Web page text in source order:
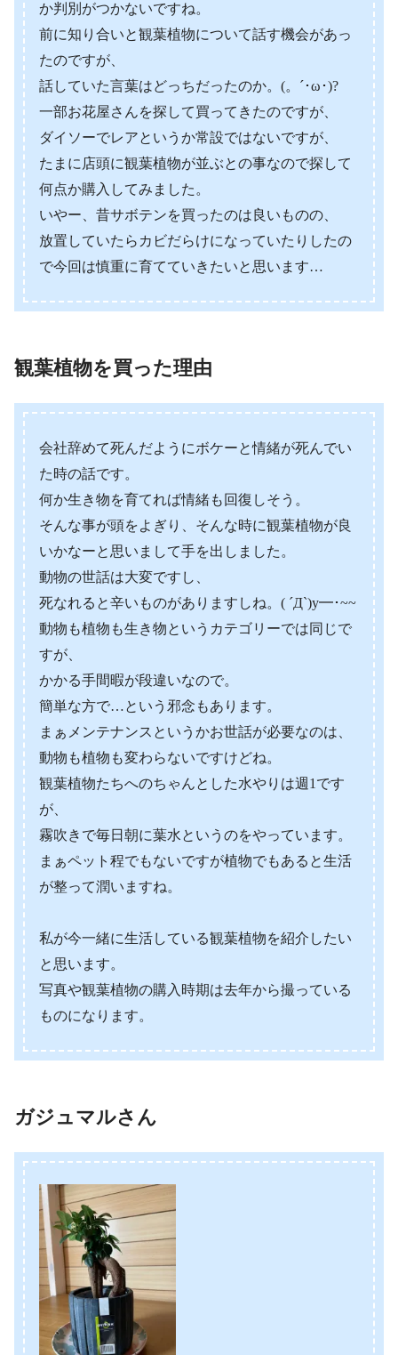
か判別がつかないですね。
前に知り合いと観葉植物について話す機会があっ
たのですが、
話していた言葉はどっちだったのか。(。´･ω･)?
一部お花屋さんを探して買ってきたのですが、
ダイソーでレアというか常設ではないですが、
たまに店頭に観葉植物が並ぶとの事なので探して
何点か購入してみました。
いやー、昔サボテンを買ったのは良いものの、
放置していたらカビだらけになっていたりしたの
で今回は慎重に育てていきたいと思います…
観葉植物を買った理由
会社辞めて死んだようにボケーと情緒が死んでい
た時の話です。
何か生き物を育てれば情緒も回復しそう。
そんな事が頭をよぎり、そんな時に観葉植物が良
いかなーと思いまして手を出しました。
動物の世話は大変ですし、
死なれると辛いものがありますしね。( ´Д`)y━･~~
動物も植物も生き物というカテゴリーでは同じで
すが、
かかる手間暇が段違いなので。
簡単な方で…という邪念もあります。
まぁメンテナンスというかお世話が必要なのは、
動物も植物も変わらないですけどね。
観葉植物たちへのちゃんとした水やりは週1です
が、
霧吹きで毎日朝に葉水というのをやっています。
まぁペット程でもないですが植物でもあると生活
が整って潤いますね。
私が今一緒に生活している観葉植物を紹介したい
と思います。
写真や観葉植物の購入時期は去年から撮っている
ものになります。
ガジュマルさん